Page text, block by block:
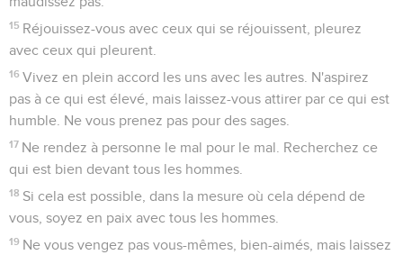
15 Réjouissez-vous avec ceux qui se réjouissent, pleurez
avec ceux qui pleurent.
16 Vivez en plein accord les uns avec les autres. N'aspirez
pas à ce qui est élevé, mais laissez-vous attirer par ce qui est
humble. Ne vous prenez pas pour des sages.
17 Ne rendez à personne le mal pour le mal. Recherchez ce
qui est bien devant tous les hommes.
18 Si cela est possible, dans la mesure où cela dépend de
vous, soyez en paix avec tous les hommes.
19 Ne vous vengez pas vous-mêmes, bien-aimés, mais laissez